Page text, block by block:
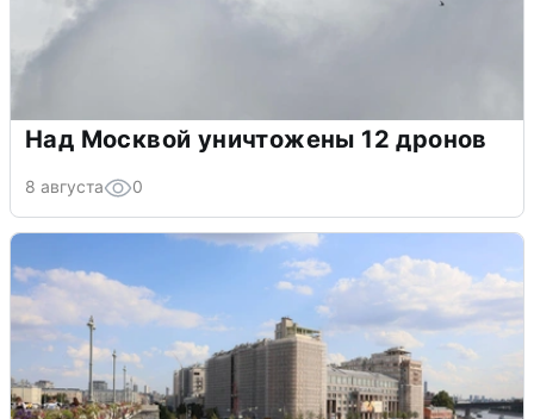
Над Москвой уничтожены 12 дронов
8 августа 0